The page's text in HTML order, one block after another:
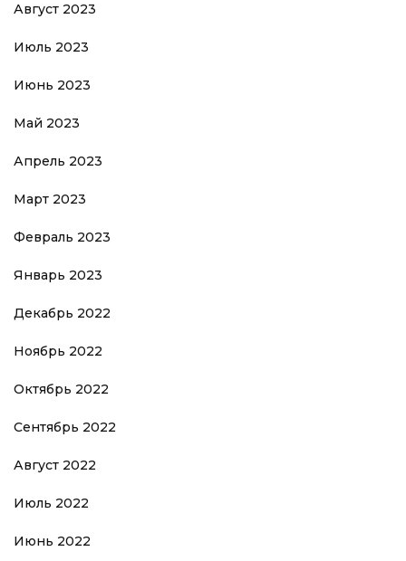
Август 2023
Июль 2023
Июнь 2023
Май 2023
Апрель 2023
Март 2023
Февраль 2023
Январь 2023
Декабрь 2022
Ноябрь 2022
Октябрь 2022
Сентябрь 2022
Август 2022
Июль 2022
Июнь 2022